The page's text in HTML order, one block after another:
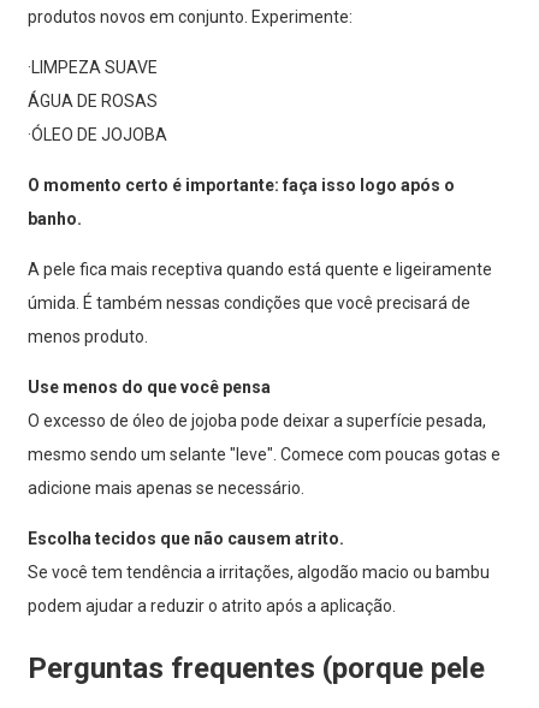
produtos novos em conjunto. Experimente:
·LIMPEZA SUAVE
ÁGUA DE ROSAS
·ÓLEO DE JOJOBA
O momento certo é importante: faça isso logo após o
banho.
A pele fica mais receptiva quando está quente e ligeiramente
úmida. É também nessas condições que você precisará de
menos produto.
Use menos do que você pensa
O excesso de óleo de jojoba pode deixar a superfície pesada,
mesmo sendo um selante "leve". Comece com poucas gotas e
adicione mais apenas se necessário.
Escolha tecidos que não causem atrito.
Se você tem tendência a irritações, algodão macio ou bambu
podem ajudar a reduzir o atrito após a aplicação.
Perguntas frequentes (porque pele